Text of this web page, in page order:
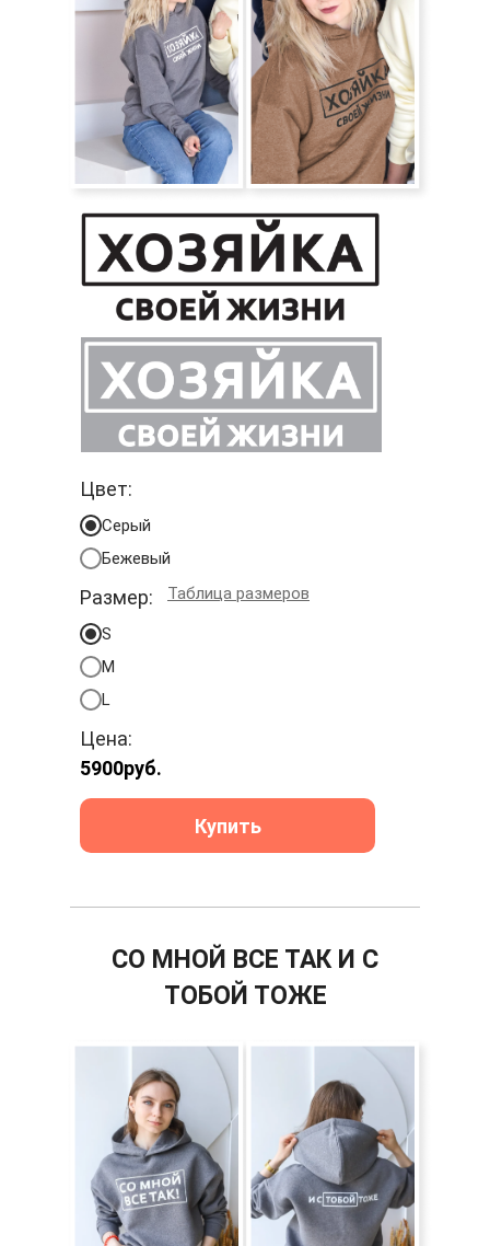
Цвет:
Серый
Бежевый
Размер:
S
M
L
Цена:
5900руб.
Купить
Таблица размеров
СО МНОЙ ВСЕ ТАК И С
ТОБОЙ ТОЖЕ